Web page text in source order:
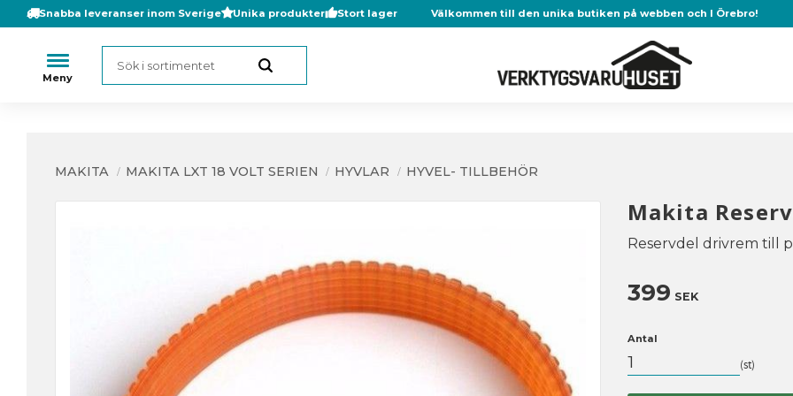
Snabba leveranser inom Sverige Unika produkter Stort lager Välkommen till den unika butiken på webben och I Örebro!
MAKITA MAKITA LXT 18 VOLT SERIEN HYVLAR HYVEL- TILLBEHÖR
Makita
Reservdel drivrem till
399 SEK
Antal
st